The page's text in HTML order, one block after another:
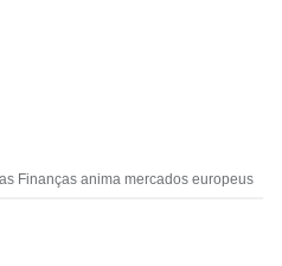
Finanças anima mercados europeus